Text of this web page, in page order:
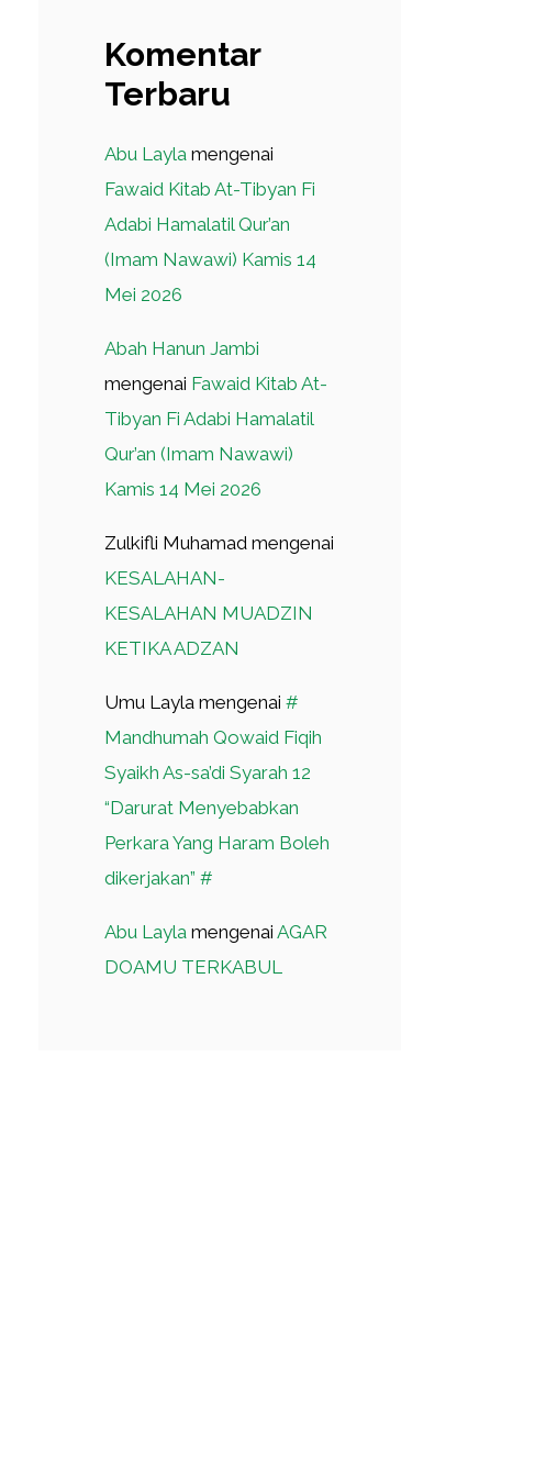
Komentar
Terbaru
Abu Layla mengenai
Fawaid Kitab At-Tibyan Fi
Adabi Hamalatil Qur’an
(Imam Nawawi) Kamis 14
Mei 2026
Abah Hanun Jambi
mengenai Fawaid Kitab At-
Tibyan Fi Adabi Hamalatil
Qur’an (Imam Nawawi)
Kamis 14 Mei 2026
Zulkifli Muhamad mengenai
KESALAHAN-
KESALAHAN MUADZIN
KETIKA ADZAN
Umu Layla mengenai #
Mandhumah Qowaid Fiqih
Syaikh As-sa’di Syarah 12
“Darurat Menyebabkan
Perkara Yang Haram Boleh
dikerjakan” #
Abu Layla mengenai AGAR
DOAMU TERKABUL